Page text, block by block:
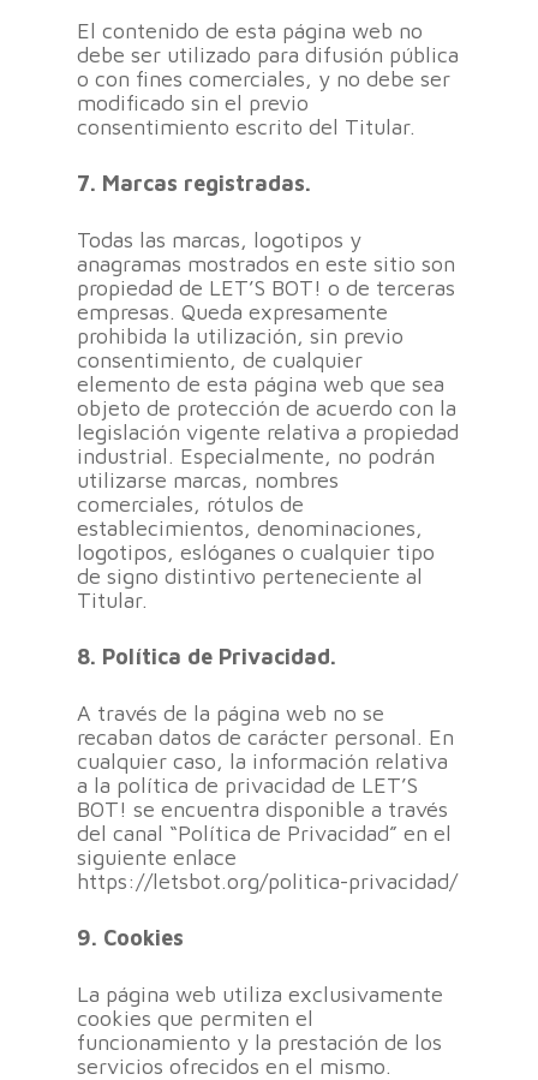
El contenido de esta página web no
debe ser utilizado para difusión pública
o con fines comerciales, y no debe ser
modificado sin el previo
consentimiento escrito del Titular.
7. Marcas registradas.
Todas las marcas, logotipos y
anagramas mostrados en este sitio son
propiedad de LET’S BOT! o de terceras
empresas. Queda expresamente
prohibida la utilización, sin previo
consentimiento, de cualquier
elemento de esta página web que sea
objeto de protección de acuerdo con la
legislación vigente relativa a propiedad
industrial. Especialmente, no podrán
utilizarse marcas, nombres
comerciales, rótulos de
establecimientos, denominaciones,
logotipos, eslóganes o cualquier tipo
de signo distintivo perteneciente al
Titular.
8. Política de Privacidad.
A través de la página web no se
recaban datos de carácter personal. En
cualquier caso, la información relativa
a la política de privacidad de LET’S
BOT! se encuentra disponible a través
del canal “Política de Privacidad” en el
siguiente enlace
https://letsbot.org/politica-privacidad/
9. Cookies
La página web utiliza exclusivamente
cookies que permiten el
funcionamiento y la prestación de los
servicios ofrecidos en el mismo.